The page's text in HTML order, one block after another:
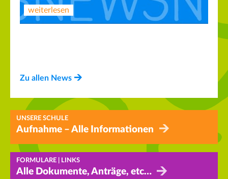
weiterlesen
AG Lesen und Experimentieren
Zu allen News
UNSERE SCHULE
Aufnahme – Alle Informationen
FORMULARE | LINKS
Alle Dokumente, Anträge, etc…